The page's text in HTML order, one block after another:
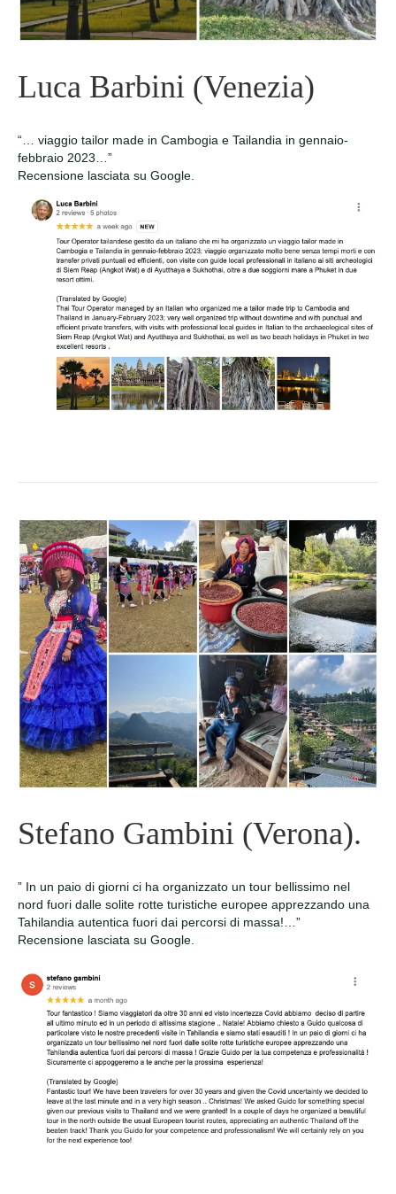
Luca Barbini (Venezia)
“… viaggio tailor made in Cambogia e Tailandia in gennaio-
febbraio 2023…”
Recensione lasciata su Google.
Stefano Gambini (Verona).
” In un paio di giorni ci ha organizzato un tour bellissimo nel
nord fuori dalle solite rotte turistiche europee apprezzando una
Tahilandia autentica fuori dai percorsi di massa!…”
Recensione lasciata su Google.